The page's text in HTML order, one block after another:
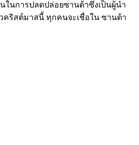
ในการปลดปล่อยซานต้าซึ่งเป็นผู้นำ
คริสต์มาสนี้ ทุกคนจะเชื่อใน ซานต้า